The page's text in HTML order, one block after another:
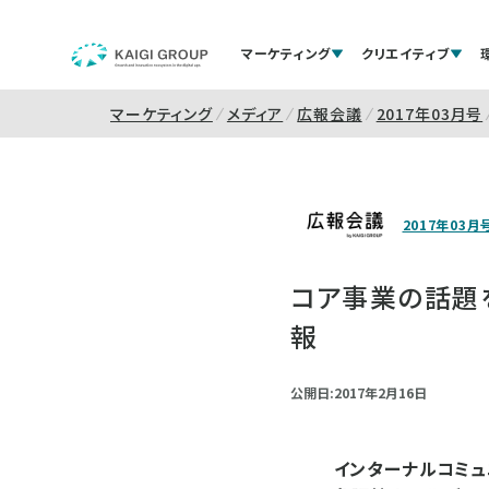
マーケティング クリエイティブ
マーケティング メディア 広報会議 2017年03月号
2017年03月
コア事業の話題
報
公開日:2017年2月16日
インターナルコミ